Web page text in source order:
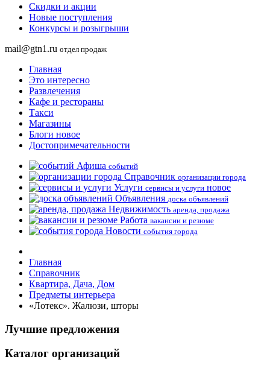
Скидки и акции
Новые поступления
Конкурсы и розыгрыши
mail@gtn1.ru отдел продаж
Главная
Это интересно
Развлечения
Кафе и рестораны
Такси
Магазины
Блоги новое
Достопримечательности
Афиша событий
Справочник организации города
Услуги сервисы и услуги новое
Объявления доска объявлений
Недвижимость аренда, продажа
Работа вакансии и резюме
Новости события города
Главная
Справочник
Квартира, Дача, Дом
Предметы интерьера
«Лотекс». Жалюзи, шторы
Лучшие предложения
Каталог организаций